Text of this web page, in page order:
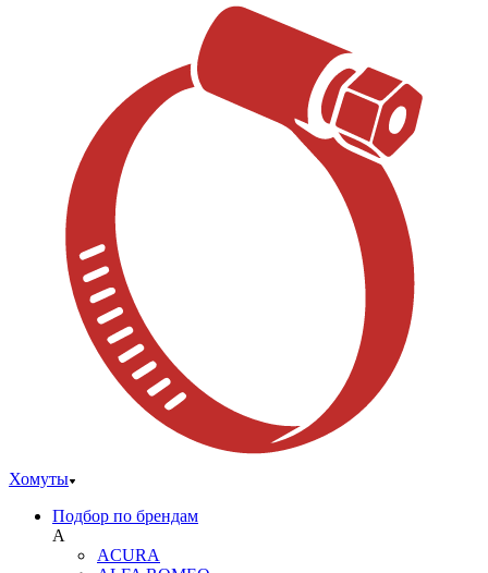
Хомуты
Подбор по брендам
A
ACURA